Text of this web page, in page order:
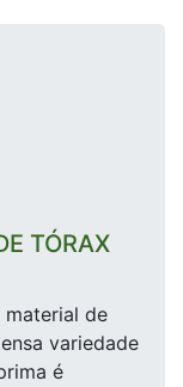
TÓRAX
de
variedade
é